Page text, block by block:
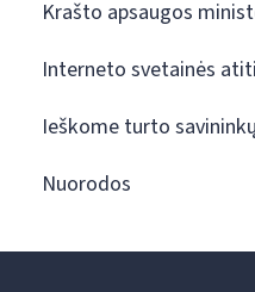
Krašto apsaugos
Interneto svetainės
Ieškome turto savininkų
Nuorodos